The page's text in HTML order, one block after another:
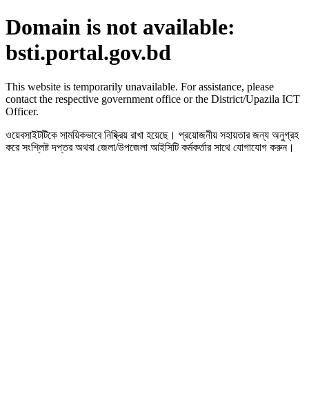
Domain is not available:
bsti.portal.gov.bd
This website is temporarily unavailable. For assistance, please
contact the respective government office or the District/Upazila ICT
Officer.
ওয়েবসাইটটিকে সাময়িকভাবে নিষ্ক্রিয় রাখা হয়েছে। প্রয়োজনীয় সহায়তার জন্য অনুগ্রহ
করে সংশ্লিষ্ট দপ্তর অথবা জেলা/উপজেলা আইসিটি কর্মকর্তার সাথে যোগাযোগ করুন।